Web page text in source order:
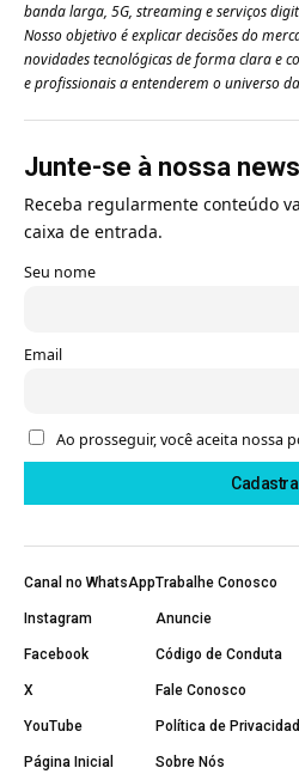
banda larga, 5G, streaming e serviços
Nosso objetivo é explicar decisões do
novidades tecnológicas de forma clara e
e profissionais a entenderem o universo
Junte-se à nossa
Receba regularmente conteúdo
caixa de entrada.
Seu nome
Email
Ao prosseguir, você aceita nossa
Canal no WhatsApp
Instagram
Facebook
X
YouTube
Página Inicial
Trabalhe Conosco
Anuncie
Código de Conduta
Fale Conosco
Política de
Sobre Nós